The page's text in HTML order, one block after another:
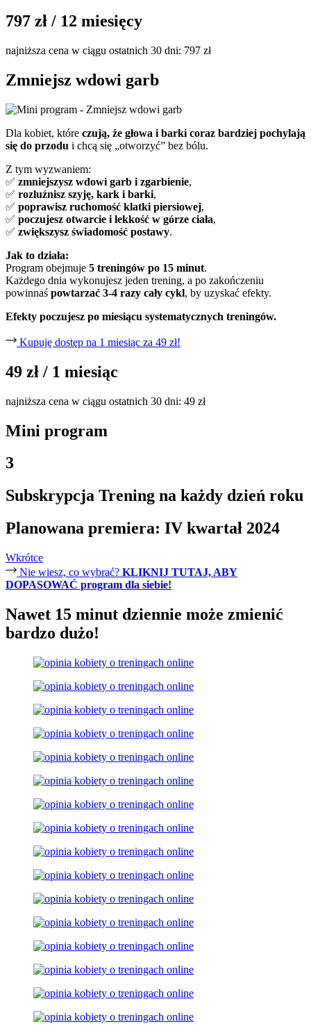
797 zł / 12 miesięcy
najniższa cena w ciągu ostatnich 30 dni: 797 zł
Zmniejsz wdowi garb
Dla kobiet, które czują, że głowa i barki coraz bardziej pochylają
się do przodu i chcą się „otworzyć” bez bólu.
Z tym wyzwaniem:
✅ zmniejszysz wdowi garb i zgarbienie,
✅ rozluźnisz szyję, kark i barki,
✅ poprawisz ruchomość klatki piersiowej,
✅ poczujesz otwarcie i lekkość w górze ciała,
✅ zwiększysz świadomość postawy.
Jak to działa:
Program obejmuje 5 treningów po 15 minut.
Każdego dnia wykonujesz jeden trening, a po zakończeniu
powinnaś powtarzać 3-4 razy cały cykl, by uzyskać efekty.
Efekty poczujesz po miesiącu systematycznych treningów.
Kupuję dostęp na 1 miesiąc za 49 zł!
49 zł / 1 miesiąc
najniższa cena w ciągu ostatnich 30 dni: 49 zł
Mini program
3
Subskrypcja Trening na każdy dzień roku
Planowana premiera: IV kwartał 2024
Wkrótce
Nie wiesz, co wybrać? KLIKNIJ TUTAJ, ABY
DOPASOWAĆ program dla siebie!
Nawet 15 minut dziennie może zmienić
bardzo dużo!